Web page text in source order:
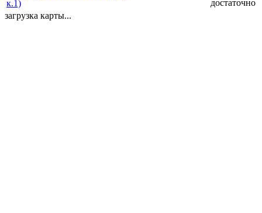
к.1)
достаточно
загрузка карты...